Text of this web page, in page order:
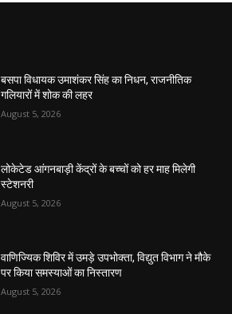
बसपा विधायक उमाशंकर सिंह का निधन, राजनीतिक
गलियारों में शोक की लहर
August 5, 2026
लोकेटेड आंगनबाड़ी केंद्रों के बच्चों को हर माह मिलेगी
स्टेशनरी
August 5, 2026
वाणिज्यिक शिविर में उमड़े उपभोक्ता, विद्युत विभाग ने मौके
पर किया समस्याओं का निस्तारण
August 5, 2026